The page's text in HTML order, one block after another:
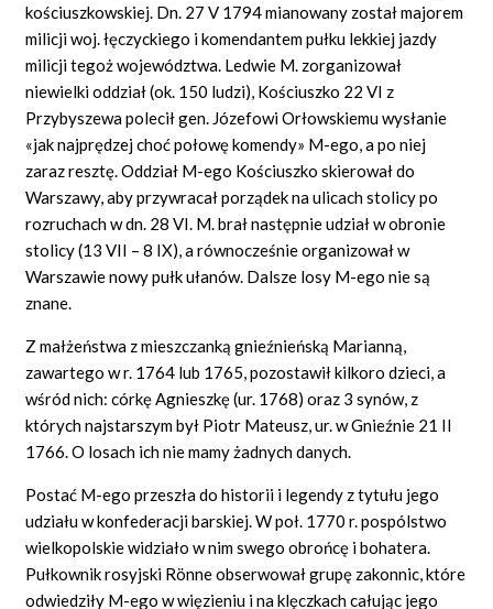
kościuszkowskiej. Dn. 27 V 1794 mianowany został majorem
milicji woj. łęczyckiego i komendantem pułku lekkiej jazdy
milicji tegoż województwa. Ledwie M. zorganizował
niewielki oddział (ok. 150 ludzi), Kościuszko 22 VI z
Przybyszewa polecił gen. Józefowi Orłowskiemu wysłanie
«jak najprędzej choć połowę komendy» M-ego, a po niej
zaraz resztę. Oddział M-ego Kościuszko skierował do
Warszawy, aby przywracał porządek na ulicach stolicy po
rozruchach w dn. 28 VI. M. brał następnie udział w obronie
stolicy (13 VII – 8 IX), a równocześnie organizował w
Warszawie nowy pułk ułanów. Dalsze losy M-ego nie są
znane.
Z małżeństwa z mieszczanką gnieźnieńską Marianną,
zawartego w r. 1764 lub 1765, pozostawił kilkoro dzieci, a
wśród nich: córkę Agnieszkę (ur. 1768) oraz 3 synów, z
których najstarszym był Piotr Mateusz, ur. w Gnieźnie 21 II
1766. O losach ich nie mamy żadnych danych.
Postać M-ego przeszła do historii i legendy z tytułu jego
udziału w konfederacji barskiej. W poł. 1770 r. pospólstwo
wielkopolskie widziało w nim swego obrońcę i bohatera.
Pułkownik rosyjski Rönne obserwował grupę zakonnic, które
odwiedziły M-ego w więzieniu i na klęczkach całując jego